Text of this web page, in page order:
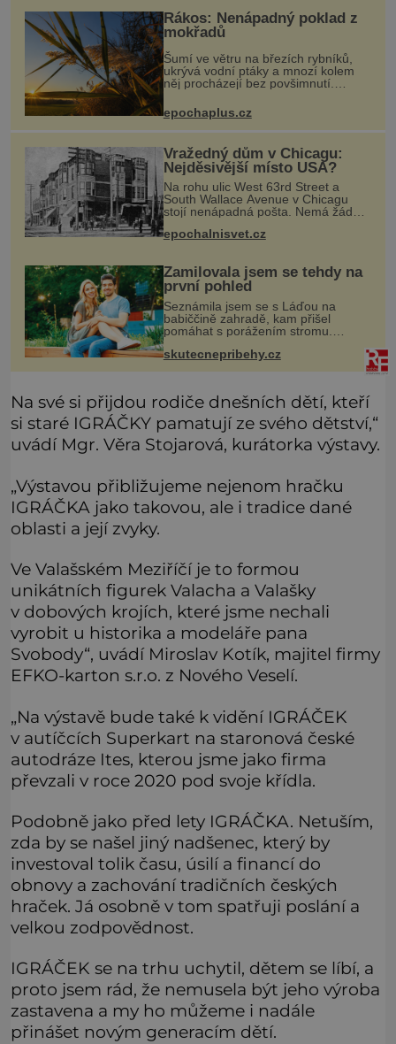
Rákos: Nenápadný poklad z
mokřadů
Šumí ve větru na březích rybníků,
ukrývá vodní ptáky a mnozí kolem
něj procházejí bez povšimnutí.
Přesto právě rákos pomáhal stavět
domy, vyrábět lodě, zapisovat první
texty a inspiroval řadu pověstí.
epochaplus.cz
Vražedný dům v Chicagu:
Nejděsivější místo USA?
Na rohu ulic West 63rd Street a
South Wallace Avenue v Chicagu
stojí nenápadná pošta. Nemá žádný
speciální nápis ani pamětní desku. A
přesto prý místní zaměstnanci neradi
epochalnisvet.cz
Zamilovala jsem se tehdy na
první pohled
Seznámila jsem se s Láďou na
babiččině zahradě, kam přišel
pomáhat s porážením stromu.
Babička mě před ním ale varovala…
Babička se mě často ptávala, kdy se
už konečně vdám. Dost mě to
skutecnepribehy.cz
Na své si přijdou rodiče dnešních dětí, kteří
si staré IGRÁČKY pamatují ze svého dětství,“
uvádí Mgr. Věra Stojarová, kurátorka výstavy.
„Výstavou přibližujeme nejenom hračku
IGRÁČKA jako takovou, ale i tradice dané
oblasti a její zvyky.
Ve Valašském Meziříčí je to formou
unikátních figurek Valacha a Valašky
v dobových krojích, které jsme nechali
vyrobit u historika a modeláře pana
Svobody“, uvádí Miroslav Kotík, majitel firmy
EFKO-karton s.r.o. z Nového Veselí.
„Na výstavě bude také k vidění IGRÁČEK
v autíčcích Superkart na staronová české
autodráze Ites, kterou jsme jako firma
převzali v roce 2020 pod svoje křídla.
Podobně jako před lety IGRÁČKA. Netuším,
zda by se našel jiný nadšenec, který by
investoval tolik času, úsilí a financí do
obnovy a zachování tradičních českých
hraček. Já osobně v tom spatřuji poslání a
velkou zodpovědnost.
IGRÁČEK se na trhu uchytil, dětem se líbí, a
proto jsem rád, že nemusela být jeho výroba
zastavena a my ho můžeme i nadále
přinášet novým generacím dětí.